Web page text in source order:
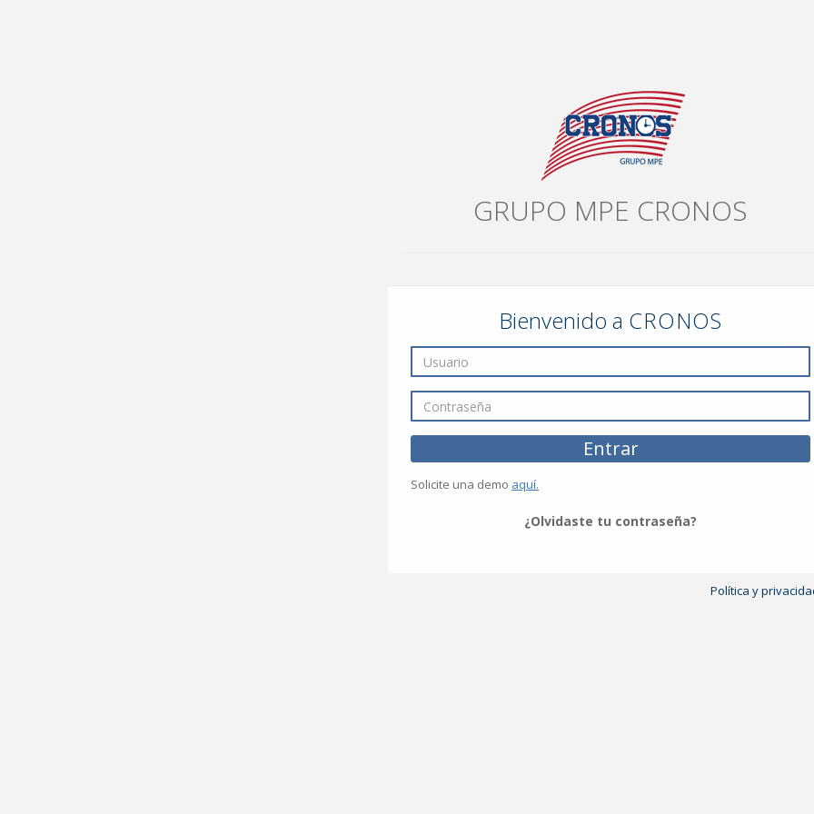
GRUPO MPE CRONOS
Bienvenido a CRONOS
Solicite una demo aquí.
¿Olvidaste tu contraseña?
Política y